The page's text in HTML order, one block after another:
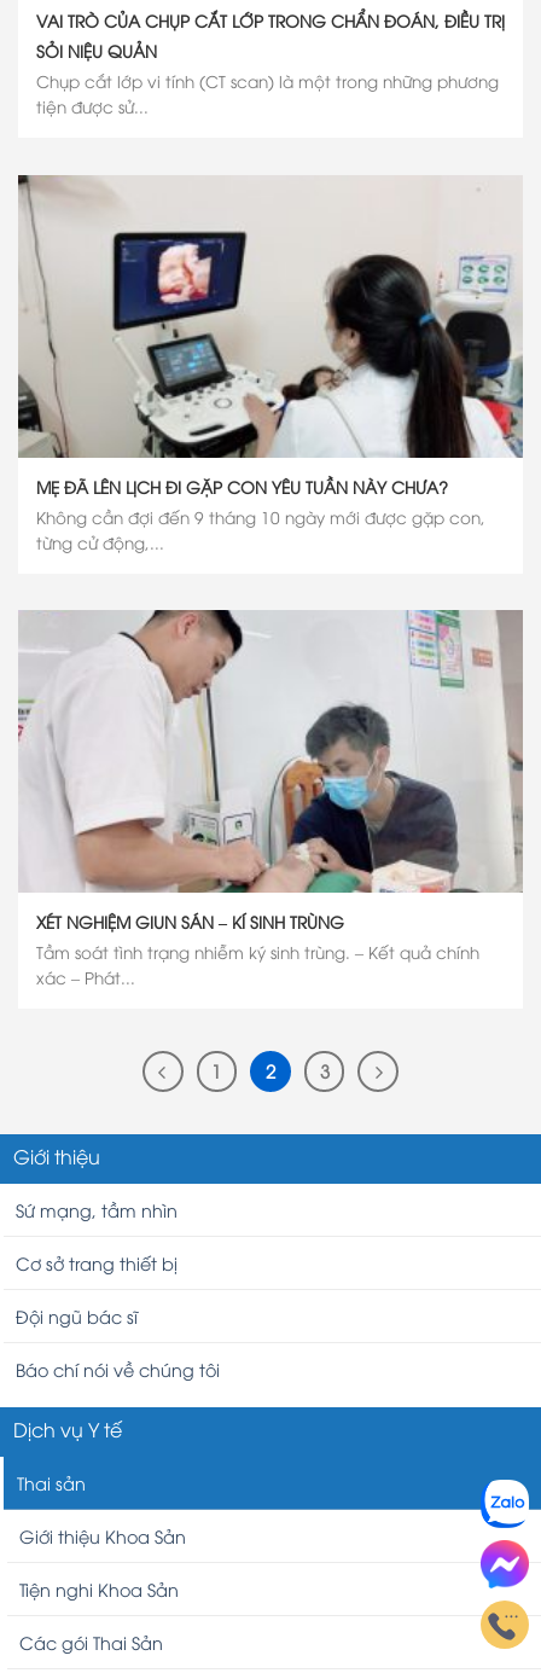
VAI TRÒ CỦA CHỤP CẮT LỚP TRONG CHẨN ĐOÁN, ĐIỀU TRỊ
SỎI NIỆU QUẢN
Chụp cắt lớp vi tính (CT scan) là một trong những phương
tiện được sử...
MẸ ĐÃ LÊN LỊCH ĐI GẶP CON YÊU TUẦN NÀY CHƯA?
Không cần đợi đến 9 tháng 10 ngày mới được gặp con,
từng cử động,...
XÉT NGHIỆM GIUN SÁN – KÍ SINH TRÙNG
Tầm soát tình trạng nhiễm ký sinh trùng. – Kết quả chính
xác – Phát...
1 2 3
Giới thiệu
Sứ mạng, tầm nhìn
Cơ sở trang thiết bị
Đội ngũ bác sĩ
Báo chí nói về chúng tôi
Dịch vụ Y tế
Thai sản
Giới thiệu Khoa Sản
Tiện nghi Khoa Sản
Các gói Thai Sản